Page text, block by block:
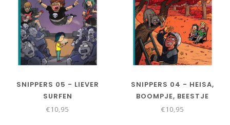
SNIPPERS 05 - LIEVER
SURFEN
€10,95
SNIPPERS 04 - HEISA,
BOOMPJE, BEESTJE
€10,95